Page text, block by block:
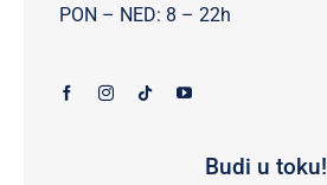
Budi u toku!
PON – NED: 8 – 22h